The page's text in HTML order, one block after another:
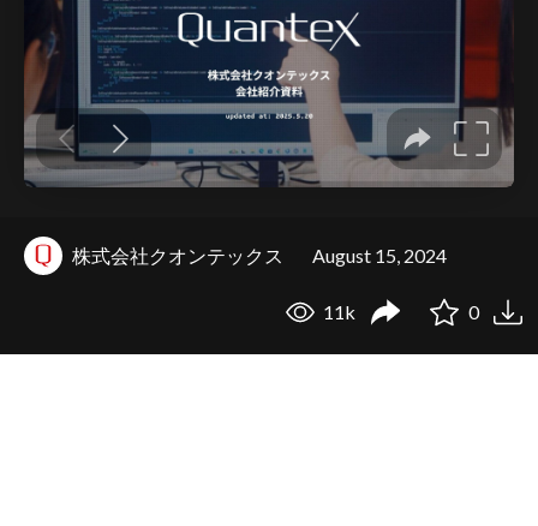
株式会社クオンテックス August 15, 2024
11k 0